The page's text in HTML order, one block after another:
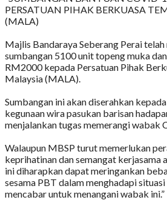
PERSATUAN PIHAK BERKUASA
(MALA)
Majlis Bandaraya Seberang Perai
sumbangan 5100 unit topeng muka
RM2000 kepada Persatuan Pihak
Malaysia (MALA).
Sumbangan ini akan diserahkan
kegunaan wira pasukan barisan
menjalankan tugas memerangi wabak
Walaupun MBSP turut memerlukan
keprihatinan dan semangat kerjasama
ini diharapkan dapat meringankan
sesama PBT dalam menghadapi
mencabar untuk menangani wabak ini.”